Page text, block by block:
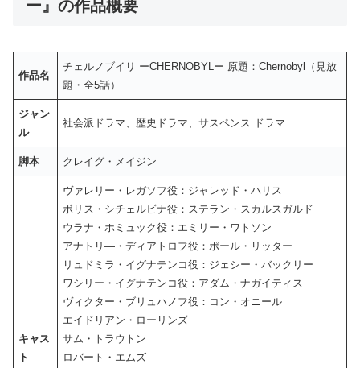
ー』の作品概要
作品名
チェルノブイリ ーCHERNOBYLー 原題：Chernobyl（見放
題・全5話）
ジャン
ル
社会派ドラマ、歴史ドラマ、サスペンス ドラマ
脚本 クレイグ・メイジン
キャス
ト
ヴァレリー・レガソフ役：ジャレッド・ハリス
ボリス・シチェルビナ役：ステラン・スカルスガルド
ウラナ・ホミュック役：エミリー・ワトソン
アナトリ―・ディアトロフ役：ポール・リッター
リュドミラ・イグナテンコ役：ジェシー・バックリー
ワシリー・イグナテンコ役：アダム・ナガイティス
ヴィクター・ブリュハノフ役：コン・オニール
エイドリアン・ローリンズ
サム・トラウトン
ロバート・エムズ